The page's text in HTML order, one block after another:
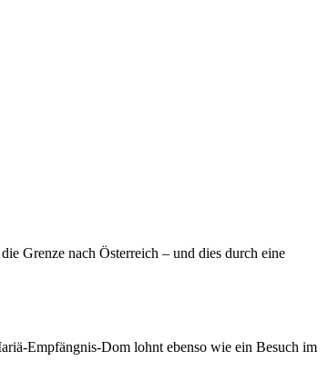
Grenze nach Österreich – und dies durch eine
Empfängnis-Dom lohnt ebenso wie ein Besuch im